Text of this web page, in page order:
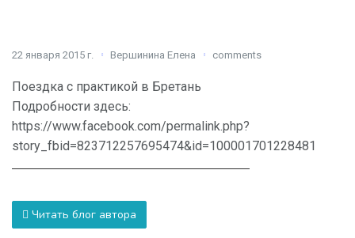
22 января 2015 г. Вершинина Елена comments
Поездка с практикой в Бретань
Подробности здесь:
https://www.facebook.com/permalink.php?
story_fbid=823712257695474&id=100001701228481
Читать блог автора